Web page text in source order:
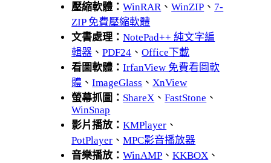
壓縮軟體：WinRAR 、WinZIP 、 7-
ZIP 免費壓縮軟體
文書處理：NotePad++ 純文字編
輯器 、PDF24 、Office下載
看圖軟體：IrfanView 免費看圖軟
體 、ImageGlass 、 XnView
螢幕抓圖： ShareX 、FastStone 、
WinSnap
影片播放：KMPlayer 、
PotPlayer 、MPC影音播放器
音樂播放：WinAMP 、KKBOX 、